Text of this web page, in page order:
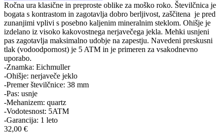
Ročna ura klasične in preproste oblike za moško roko. Številčnica je
bogata s kontrastom in zagotavlja dobro berljivost, zaščitena je pred
zunanjimi vplivi s posebno kaljenim mineralnim steklom. Ohišje je
izdelano iz visoko kakovostnega nerjavečega jekla. Mehki usnjeni
pas zagotavlja maksimalno udobje na zapestju. Navedeni preskusni
tlak (vodoodpornost) je 5 ATM in je primeren za vsakodnevno
uporabo.
-Znamka: Eichmuller
-Ohišje: nerjaveče jeklo
-Premer številčnice: 38 mm
-Pas: usnje
-Mehanizem: quartz
-Vodotesnost: 5ATM
-Garancija: 1 leto
32,00 €